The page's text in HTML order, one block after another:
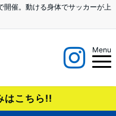
開催。動ける身体でサッカーが上
Menu
はこちら!!